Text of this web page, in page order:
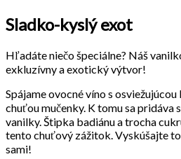
Sladko-kyslý exot
Hľadáte niečo špeciálne? Náš
exkluzívny a exotický výtvor!
Spájame ovocné víno s
chuťou mučenky. K tomu sa pridáva
vanilky. Štipka badiánu a trocha
tento chuťový zážitok. Vyskúšajte
sami!